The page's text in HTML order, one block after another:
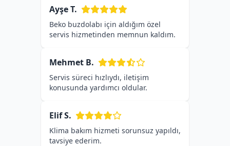
Ayşe T.
Beko buzdolabı için aldığım özel
servis hizmetinden memnun kaldım.
Mehmet B.
Servis süreci hızlıydı, iletişim
konusunda yardımcı oldular.
Elif S.
Klima bakım hizmeti sorunsuz yapıldı,
tavsiye ederim.